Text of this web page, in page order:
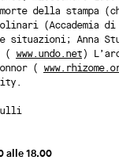
della stampa
(Accademia
situazioni; Anna
( www.undo.net )
(
alle 18.00